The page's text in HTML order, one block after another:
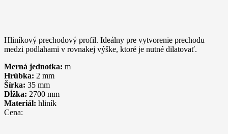
Hliníkový prechodový profil. Ideálny pre vytvorenie prechodu
medzi podlahami v rovnakej výške, ktoré je nutné dilatovať.
Merná jednotka: m
Hrúbka: 2 mm
Šírka: 35 mm
Dĺžka: 2700 mm
Materiál: hliník
Cena: